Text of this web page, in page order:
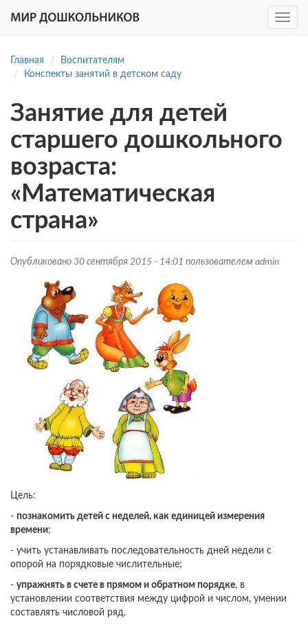
основному
Toggle
Главная
Воспитателям
Конспекты занятий в детском саду
Занятие для детей
старшего дошкольного
возраста:
«Математическая
страна»
Опубликовано 30 сентября 2015 - 14:01 пользователем admin
Цель:
- познакомить детей с неделей, как единицей измерения
времени;
- учить устанавливать последовательность дней недели с
опорой на порядковые числительные;
- упражнять в счете в прямом и обратном порядке, в
установлении соответствия между цифрой и числом, умении
составлять числовой ряд.